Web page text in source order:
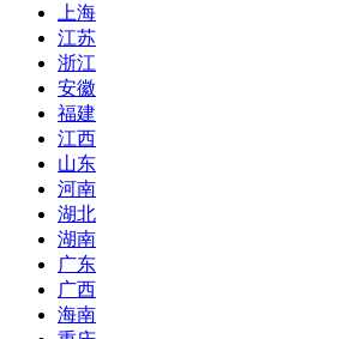
上海
江苏
浙江
安徽
福建
江西
山东
河南
湖北
湖南
广东
广西
海南